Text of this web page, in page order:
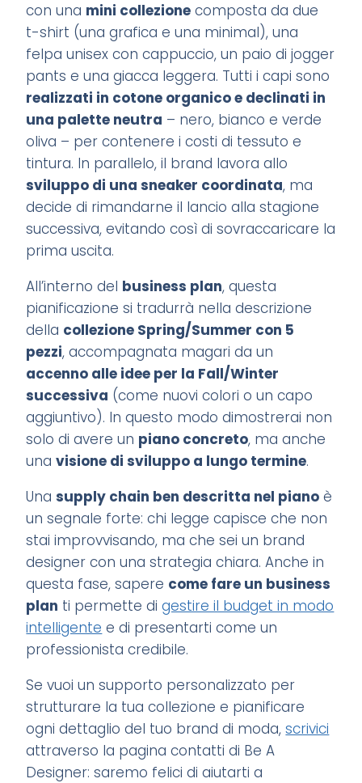
con una mini collezione composta da due
t-shirt (una grafica e una minimal), una
felpa unisex con cappuccio, un paio di jogger
pants e una giacca leggera. Tutti i capi sono
realizzati in cotone organico e declinati in
una palette neutra – nero, bianco e verde
oliva – per contenere i costi di tessuto e
tintura. In parallelo, il brand lavora allo
sviluppo di una sneaker coordinata, ma
decide di rimandarne il lancio alla stagione
successiva, evitando così di sovraccaricare la
prima uscita.
All’interno del business plan, questa
pianificazione si tradurrà nella descrizione
della collezione Spring/Summer con 5
pezzi, accompagnata magari da un
accenno alle idee per la Fall/Winter
successiva (come nuovi colori o un capo
aggiuntivo). In questo modo dimostrerai non
solo di avere un piano concreto, ma anche
unavisione di sviluppo a lungo termine.
Unasupply chain ben descritta nel piano è
un segnale forte: chi legge capisce che non
stai improvvisando, ma che sei un brand
designer con una strategia chiara. Anche in
questa fase, sapere come fare un business
plan ti permette digestire il budget in modo
intelligente e di presentarti come un
professionista credibile.
Se vuoi un supporto personalizzato per
strutturare la tua collezione e pianificare
ogni dettaglio del tuo brand di moda,scrivici
attraverso la pagina contatti di Be A
Designer: saremo felici di aiutarti a